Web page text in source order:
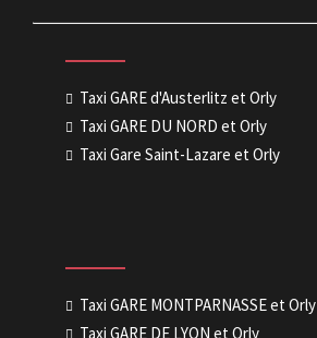
Taxi GARE d'Austerlitz et Orly
Taxi GARE DU NORD et Orly
Taxi Gare Saint-Lazare et Orly
Taxi GARE MONTPARNASSE et Orly
Taxi GARE DE LYON et Orly